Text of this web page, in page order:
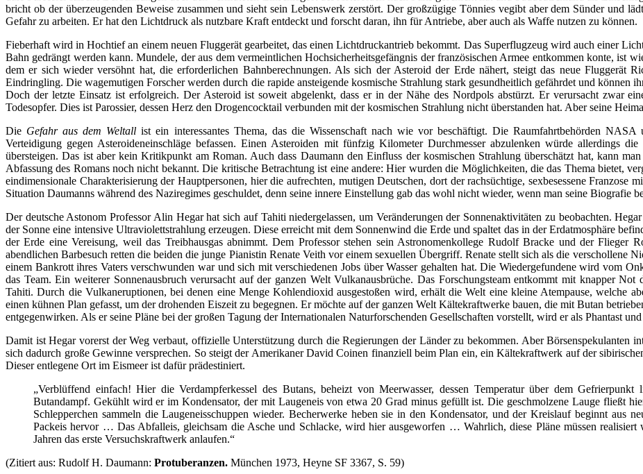
bricht ob der überzeugenden Beweise zusammen und sieht sein Lebenswerk zerstört. Der großzügige Tönnies vegibt aber dem Sünder und
Gefahr zu arbeiten. Er hat den Lichtdruck als nutzbare Kraft entdeckt und forscht daran, ihn für Antriebe, aber auch als Waffe nutzen zu können.
Fieberhaft wird in Hochtief an einem neuen Fluggerät gearbeitet, das einen Lichtdruckantrieb bekommt. Das Superflugzeug wird auch einer
Bahn gedrängt werden kann. Mundele, der aus dem vermeintlichen Hochsicherheitsgefängnis der französischen Armee entkommen konte, ist
dem er sich wieder versöhnt hat, die erforderlichen Bahnberechnungen. Als sich der Asteroid der Erde nähert, steigt das neue Fluggerät
Eindringling. Die wagemutigen Forscher werden durch die rapide ansteigende kosmische Strahlung stark gesundheitlich gefährdet und können
Doch der letzte Einsatz ist erfolgreich. Der Asteroid ist soweit abgelenkt, dass er in der Nähe des Nordpols abstürzt. Er verursacht zwar
Todesopfer. Dies ist Parossier, dessen Herz den Drogencocktail verbunden mit der kosmischen Strahlung nicht überstanden hat. Aber seine
Die Gefahr aus dem Weltall ist ein interessantes Thema, das die Wissenschaft nach wie vor beschäftigt. Die Raumfahrtbehörden
Verteidigung gegen Asteroideneinschläge befassen. Einen Asteroiden mit fünfzig Kilometer Durchmesser abzulenken würde allerdings
übersteigen. Das ist aber kein Kritikpunkt am Roman. Auch dass Daumann den Einfluss der kosmischen Strahlung überschätzt hat, kann
Abfassung des Romans noch nicht bekannt. Die kritische Betrachtung ist eine andere: Hier wurden die Möglichkeiten, die das Thema bietet,
eindimensionale Charakterisierung der Hauptpersonen, hier die aufrechten, mutigen Deutschen, dort der rachsüchtige, sexbesessene
Situation Daumanns während des Naziregimes geschuldet, denn seine innere Einstellung gab das wohl nicht wieder, wenn man seine Biografie
Der deutsche Astonom Professor Alin Hegar hat sich auf Tahiti niedergelassen, um Veränderungen der Sonnenaktivitäten zu beobachten.
der Sonne eine intensive Ultraviolettstrahlung erzeugen. Diese erreicht mit dem Sonnenwind die Erde und spaltet das in der Erdatmosphäre
der Erde eine Vereisung, weil das Treibhausgas abnimmt. Dem Professor stehen sein Astronomenkollege Rudolf Bracke und der Flieger
abendlichen Barbesuch retten die beiden die junge Pianistin Renate Veith vor einem sexuellen Übergriff. Renate stellt sich als die verschollene
einem Bankrott ihres Vaters verschwunden war und sich mit verschiedenen Jobs über Wasser gehalten hat. Die Wiedergefundene wird vom
das Team. Ein weiterer Sonnenausbruch verursacht auf der ganzen Welt Vulkanausbrüche. Das Forschungsteam entkommt mit knapper
Tahiti. Durch die Vulkaneruptionen, bei denen eine Menge Kohlendioxid ausgestoßen wird, erhält die Welt eine kleine Atempause, welche
einen kühnen Plan gefasst, um der drohenden Eiszeit zu begegnen. Er möchte auf der ganzen Welt Kältekraftwerke bauen, die mit Butan
entgegenwirken. Als er seine Pläne bei der großen Tagung der Internationalen Naturforschenden Gesellschaften vorstellt, wird er als Phantast
Damit ist Hegar vorerst der Weg verbaut, offizielle Unterstützung durch die Regierungen der Länder zu bekommen. Aber Börsenspekulanten
sich dadurch große Gewinne versprechen. So steigt der Amerikaner David Coinen finanziell beim Plan ein, ein Kältekraftwerk auf der
Dieser entlegene Ort im Eismeer ist dafür prädestiniert.
„Verblüffend einfach! Hier die Verdampferkessel des Butans, beheizt von Meerwasser, dessen Temperatur über dem
Butandampf. Gekühlt wird er im Kondensator, der mit Laugeneis von etwa 20 Grad minus gefüllt ist. Die geschmolzene Lauge fließt
Schlepperchen sammeln die Laugeneisschuppen wieder. Becherwerke heben sie in den Kondensator, und der Kreislauf beginnt aus
Packeis hervor … Das Abfalleis, gleichsam die Asche und Schlacke, wird hier ausgeworfen … Wahrlich, diese Pläne müssen
Jahren das erste Versuchskraftwerk anlaufen.“
(Zitiert aus: Rudolf H. Daumann: Protuberanzen. München 1973, Heyne SF 3367, S. 59)